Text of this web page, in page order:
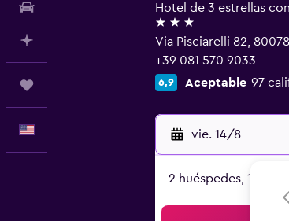
Hotel de 3 estrellas
3 estrellas
Via Pisciarelli 82,
+39 081 570 9033
6,9 Aceptable 97
vie. 14/8
2 huéspedes, 1